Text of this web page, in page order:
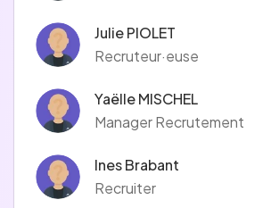
Julie PIOLET
Recruteur·euse
Yaëlle MISCHEL
Manager Recrutement
Ines Brabant
Recruiter